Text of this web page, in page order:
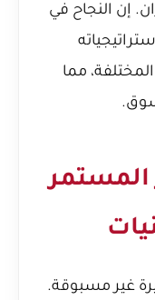
إن النجاح في
مما
المستمر
غير مسبوقة.